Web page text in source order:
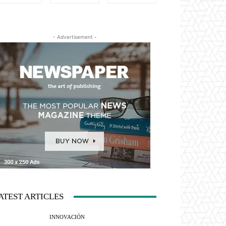
- Advertisement -
ARTICLES
INNOVACIÓN